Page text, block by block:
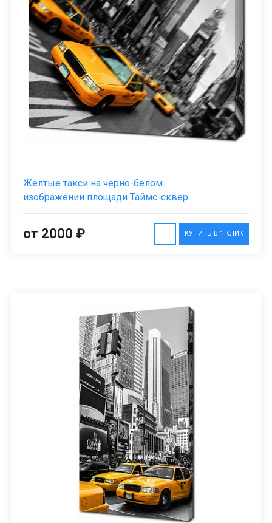
Желтые такси на черно-белом
изображении площади Таймс-сквер
КУПИТЬ В 1 КЛИК
от 2000 ₽